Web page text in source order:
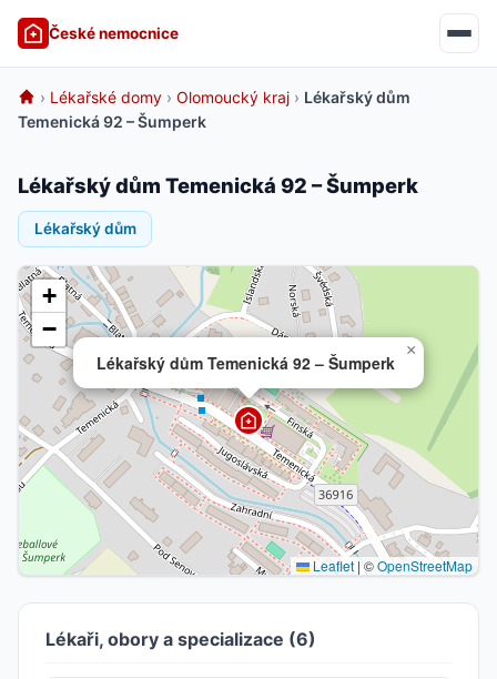
České nemocnice
› Lékařské domy › Olomoucký kraj › Lékařský dům
Temenická 92 – Šumperk
Lékařský dům Temenická 92 – Šumperk
Lékařský dům
Lékařský dům Temenická 92 – Šumperk
×
+
−
Leaflet | ©OpenStreetMap
Lékaři, obory a specializace (6)